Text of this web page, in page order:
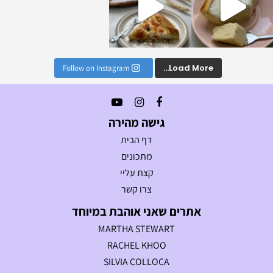
Load More...
Follow on Instagram
גישה מהירה
דף הבית
מתכונים
קצת עליי
צרו קשר
אתרים שאני אוהבת במיוחד
MARTHA STEWART
RACHEL KHOO
SILVIA COLLOCA